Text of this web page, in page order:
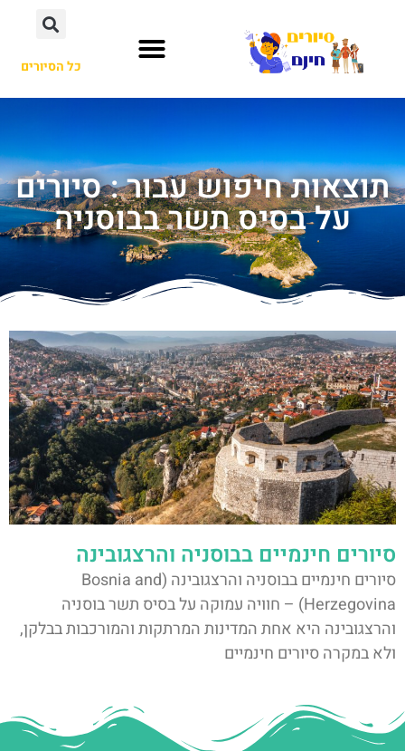
כל הסיורים
תוצאות חיפוש עבור : סיורים
על בסיס תשר בבוסניה
סיורים חינמיים בבוסניה והרצגובינה
סיורים חינמיים בבוסניה והרצגובינה (Bosnia and
Herzegovina) – חוויה עמוקה על בסיס תשר בוסניה
והרצגובינה היא אחת המדינות המרתקות והמורכבות בבלקן,
ולא במקרה סיורים חינמיים